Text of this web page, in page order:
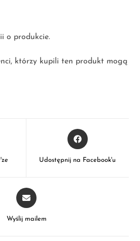
o produkcie.
którzy kupili ten produkt mogą
Udostępnij na Facebook'u
Wyślij mailem